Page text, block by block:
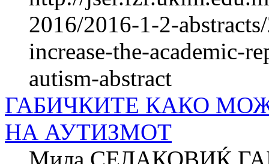
2016/2016-1-2-
increase-the-academic-
autism-abstract
ГАБИЧКИТЕ КАКО
НА АУТИЗМОТ
Мила СЕЛАКОВИЌ